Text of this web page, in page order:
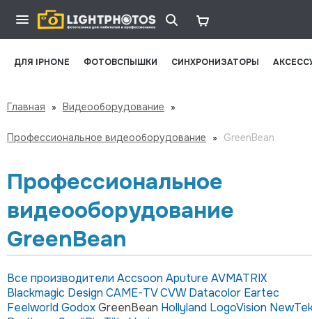
ДЛЯ IPHONE ФОТОВСПЫШКИ СИНХРОНИЗАТОРЫ
Главная » Видеооборудование »
Профессиональное видеооборудование » GreenBean
Профессиональное
видеооборудование
GreenBean
Все производители Accsoon Aputure AVMATRIX
Blackmagic Design CAME-TVCVWDatacolor Eartec
Feelworld GodoxGreenBean Hollyland LogoVision